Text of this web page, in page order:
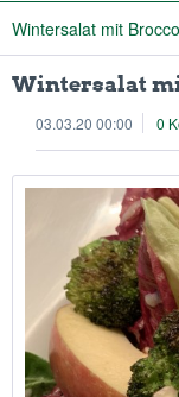
Wintersalat mit
Wintersalat
03.03.20 00:00 0